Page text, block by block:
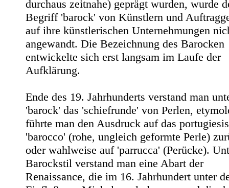
durchaus zeitnahe) geprägt wurden, wurde
Begriff 'barock' von Künstlern und
auf ihre künstlerischen Unternehmungen
angewandt. Die Bezeichnung des Barocken
entwickelte sich erst langsam im Laufe der
Aufklärung.
Ende des 19. Jahrhunderts verstand man
'barock' das 'schiefrunde' von Perlen,
führte man den Ausdruck auf das
'barocco' (rohe, ungleich geformte Perle)
oder wahlweise auf 'parrucca' (Perücke).
Barockstil verstand man eine Abart der
Renaissance, die im 16. Jahrhundert unter